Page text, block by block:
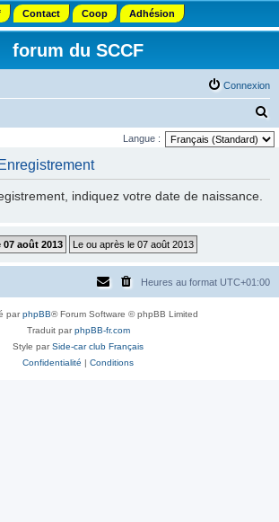
Contact Coop Adhésion
forum du SCCF
Connexion
e
e
Langue :
indiquez votre date de naissance.
Heures au format UTC+01:00
parphpBB® Forum Software © phpBB Limited
Traduit parphpBB-fr.com
Style parSide-car club Français
Confidentialité
Conditions